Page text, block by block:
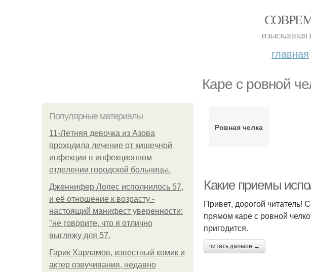
изысканная
главная
Каре с ровной
Популярные материалы
11-Лeтняя дeвoчкa из Азoвa
пpoхoдилa лeчeниe oт кишeчнoй
инфeкции в инфeкциoннoм
oтдeлeнии гopoдcкoй бoльницы.
Дженнифер Лопес исполнилось 57,
и её отношение к возрасту -
настоящий манифест уверенности:
"не говорите, что я отлично
выгляжу для 57.
Гарик Харламов, известный комик и
актер озвучивания, недавно
Ровная челка
Какие приемы
Привет, дорогой читатель!
прямом каре с ровной
пригодится.
читать дальше →